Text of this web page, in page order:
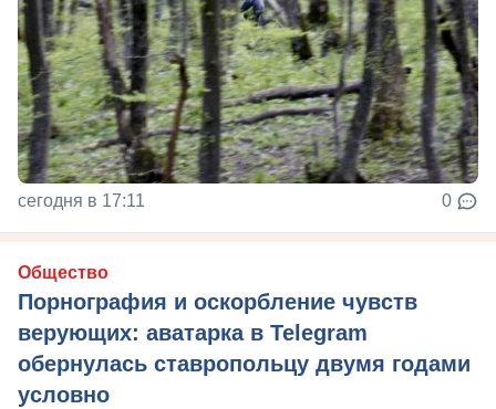
сегодня в 17:11 0
Общество
Порнография и оскорбление чувств
верующих: аватарка в Telegram
обернулась ставропольцу двумя годами
условно